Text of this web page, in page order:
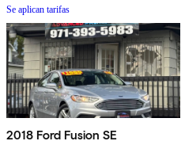
Se aplican tarifas
2018 Ford Fusion SE